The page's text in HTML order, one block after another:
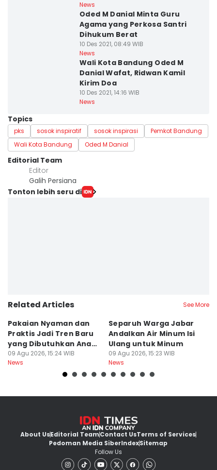
News
Oded M Danial Minta Guru
Agama yang Perkosa Santri
Dihukum Berat
10 Des 2021, 08:49 WIB
News
Wali Kota Bandung Oded M
Danial Wafat, Ridwan Kamil
Kirim Doa
10 Des 2021, 14:16 WIB
News
Topics
pks sosok inspiratif sosok inspirasi
Pemkot Bandung
Wali Kota Bandung
Oded M Danial
Editorial Team
Editor
Galih Persiana
Tonton lebih seru di
Related Articles See More
Pakaian Nyaman dan
Praktis Jadi Tren Baru
yang Dibutuhkan Anak
Muda
09 Agu 2026, 15:24 WIB
News
Separuh Warga Jabar
Andalkan Air Minum Isi
Ulang untuk Minum
09 Agu 2026, 15:23 WIB
News
About UsEditorial TeamContact UsTerms of Services
Pedoman Media SiberIndexSitemap
Follow Us